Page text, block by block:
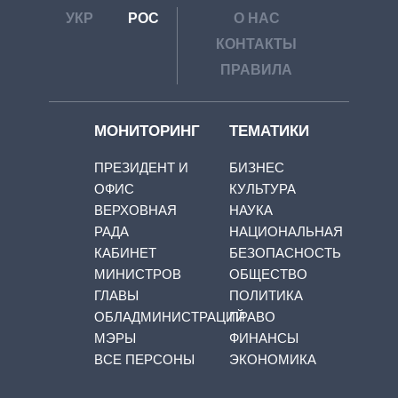
УКР РОС
О НАС
КОНТАКТЫ
ПРАВИЛА
МОНИТОРИНГ
ПРЕЗИДЕНТ И
ОФИС
ВЕРХОВНАЯ
РАДА
КАБИНЕТ
МИНИСТРОВ
ГЛАВЫ
ОБЛАДМИНИСТРАЦИЙ
МЭРЫ
ВСЕ ПЕРСОНЫ
ТЕМАТИКИ
БИЗНЕС
КУЛЬТУРА
НАУКА
НАЦИОНАЛЬНАЯ
БЕЗОПАСНОСТЬ
ОБЩЕСТВО
ПОЛИТИКА
ПРАВО
ФИНАНСЫ
ЭКОНОМИКА